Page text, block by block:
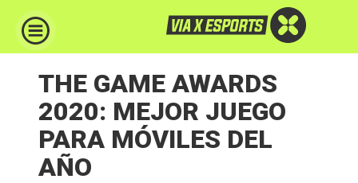
THE GAME AWARDS
2020: MEJOR JUEGO
PARA MÓVILES DEL
AÑO